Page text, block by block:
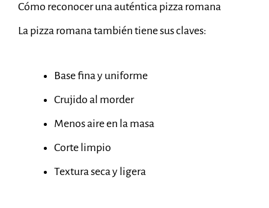
Cómo reconocer una auténtica pizza romana
La pizza romana también tiene sus claves:
Base fina y uniforme
Crujido al morder
Menos aire en la masa
Corte limpio
Textura seca y ligera